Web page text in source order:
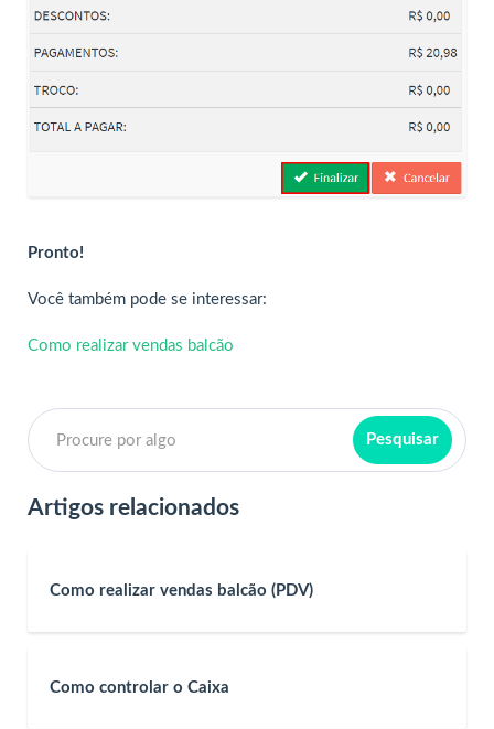
Pronto!
Você também pode se interessar:
Como realizar vendas balcão
Artigos relacionados
Como realizar vendas balcão (PDV)
Como controlar o Caixa